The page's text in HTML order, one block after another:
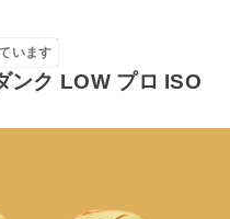
います
ンク LOW プロ ISO